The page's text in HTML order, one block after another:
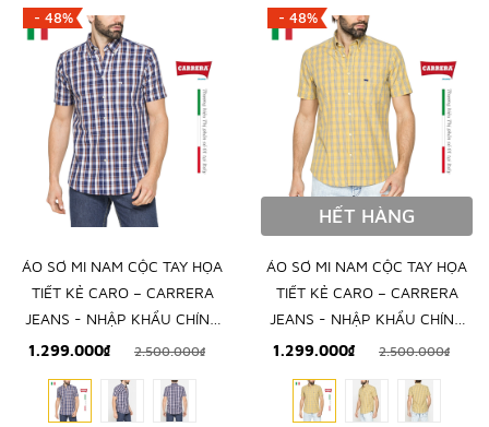
- 48%
ÁO SƠ MI NAM CỘC TAY HỌA
TIẾT KẺ CARO – CARRERA
JEANS - NHẬP KHẨU CHÍNH
NGẠCH TỪ Ý
1.299.000₫ 2.500.000₫
- 48%
HẾT HÀNG
ÁO SƠ MI NAM CỘC TAY HỌA
TIẾT KẺ CARO – CARRERA
JEANS - NHẬP KHẨU CHÍNH
NGẠCH TỪ Ý
1.299.000₫ 2.500.000₫